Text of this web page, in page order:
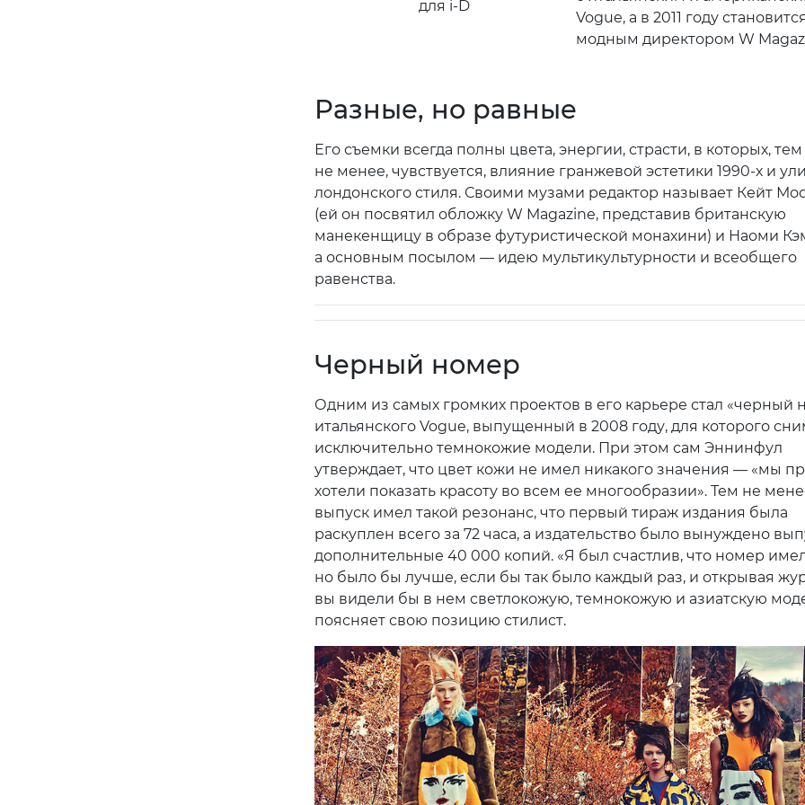
для i-D
Vogue, а в 2011 году становится
модным директором W
Разные, но равные
Его съемки всегда полны цвета, энергии, страсти, в которых, тем
не менее, чувствуется, влияние гранжевой эстетики 1990-х и
лондонского стиля. Своими музами редактор называет Кейт
(ей он посвятил обложку W Magazine, представив британскую
манекенщицу в образе футуристической монахини) и Наоми
а основным посылом — идею мультикультурности и всеобщего
равенства.
Черный номер
Одним из самых громких проектов в его карьере стал «черный
итальянского Vogue, выпущенный в 2008 году, для которого
исключительно темнокожие модели. При этом сам Эннинфул
утверждает, что цвет кожи не имел никакого значения — «мы
хотели показать красоту во всем ее многообразии». Тем не
выпуск имел такой резонанс, что первый тираж издания была
раскуплен всего за 72 часа, а издательство было вынуждено
дополнительные 40 000 копий. «Я был счастлив, что номер
но было бы лучше, если бы так было каждый раз, и открывая
вы видели бы в нем светлокожую, темнокожую и азиатскую
поясняет свою позицию стилист.
2 / 6
Заняв позицию fashion-директора W Magazine, Эдвард
продолжил свою политику по привлечению представителей
и культур к работе над изданием. Он организовывал съемки